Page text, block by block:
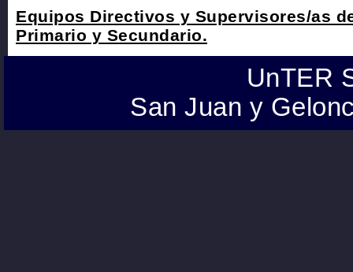
Equipos Directivos y Supervisores/as
Primario y Secundario.
UnTER
San Juan y